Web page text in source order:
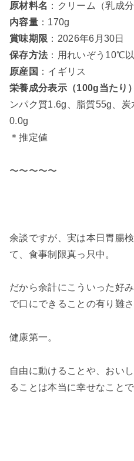
原材料名 ：クリーム（乳成
内容量：170g
賞味期限 ：2026年6月30日
保存方法：用れいぞう10℃
原産国 ：イギリス
栄養成分表示（100g当たり）
ンパク質1.6g、脂質55g、
0.0g
＊推定値
〜〜〜〜〜
余談ですが、実は本日胃腸
て、食事制限真っ只中。
だから余計にこういった好
で口にできることの有り難
健康第一。
自由に動けることや、おい
ることは本当に幸せなことで